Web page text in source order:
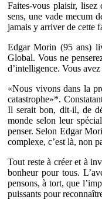
Faites-vous plaisir,
sens, une vade mecum
jamais y arriver de cette
Edgar Morin (95 ans)
Global. Vous ne
d’intelligence. Vous
«Nous vivons dans la
catastrophe»*.
Il serait bon, dit-il, de
monde selon leur
penser. Selon Edgar
complexe, c’est là, non
Tout reste à créer et à
bonheur pour tous.
pensons, à tort, que
puissants pour